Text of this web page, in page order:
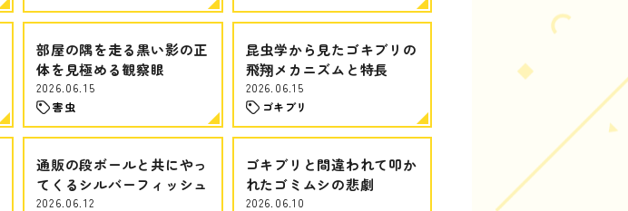
部屋の隅を走る黒い影の正
体を見極める観察眼
2026.06.15
害虫
昆虫学から見たゴキブリの
飛翔メカニズムと特長
2026.06.15
ゴキブリ
通販の段ボールと共にやっ
てくるシルバーフィッシュ
2026.06.12
ゴキブリと間違われて叩か
れたゴミムシの悲劇
2026.06.10